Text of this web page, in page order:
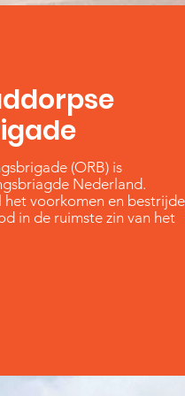
(ORB) is
Nederland.
voorkomen en
in de ruimste zin van het